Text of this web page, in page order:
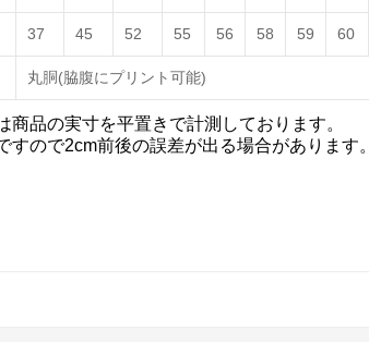
37 45 52 55 56 58 59 60
丸胴(脇腹にプリント可能)
商品の実寸を平置きで計測しております。
すので2cm前後の誤差が出る場合があります。